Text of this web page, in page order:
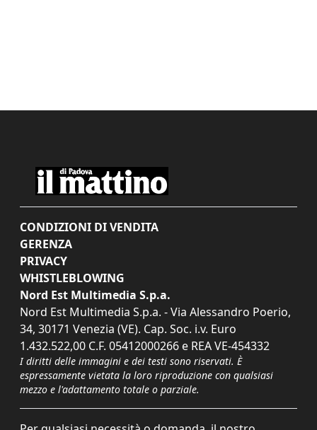
CONDIZIONI DI VENDITA
GERENZA
PRIVACY
WHISTLEBLOWING
Nord Est Multimedia S.p.a.
Nord Est Multimedia S.p.a. - Via Alessandro Poerio,
34, 30171 Venezia (VE). Cap. Soc. i.v. Euro
1.432.522,00 C.F. 05412000266 e REA VE-454332
I diritti delle immagini e dei testi sono riservati. È
espressamente vietata la loro riproduzione con qualsiasi
mezzo e l'adattamento totale o parziale.